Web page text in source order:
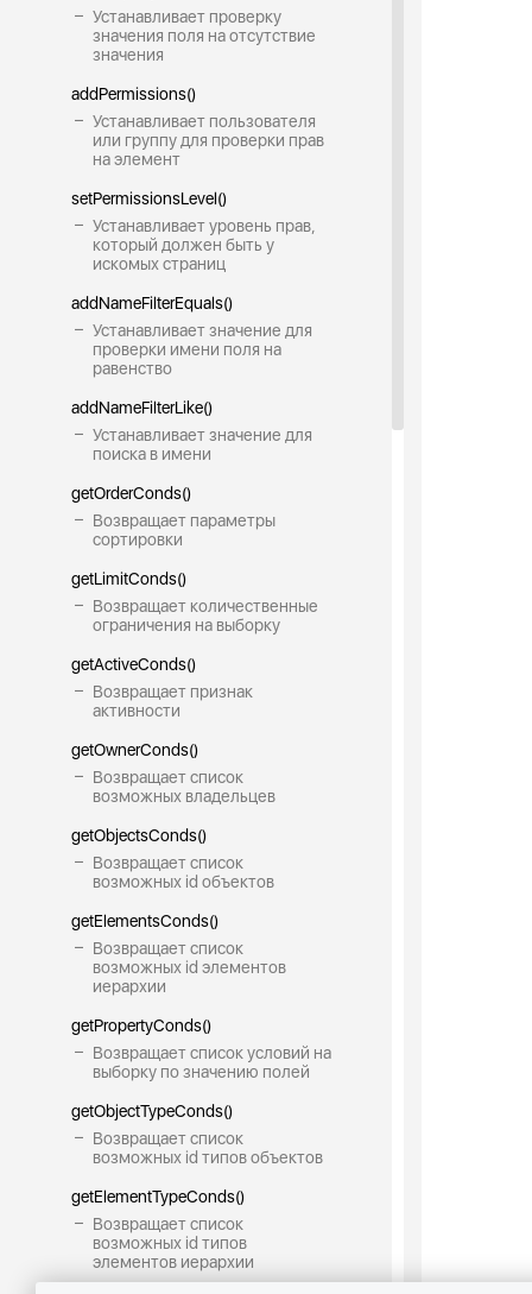
Устанавливает проверку
значения поля на отсутствие
значения
addPermissions()
Устанавливает пользователя
или группу для проверки прав
на элемент
setPermissionsLevel()
Устанавливает уровень прав,
который должен быть у
искомых страниц
addNameFilterEquals()
Устанавливает значение для
проверки имени поля на
равенство
addNameFilterLike()
Устанавливает значение для
поиска в имени
getOrderConds()
Возвращает параметры
сортировки
getLimitConds()
Возвращает количественные
ограничения на выборку
getActiveConds()
Возвращает признак
активности
getOwnerConds()
Возвращает список
возможных владельцев
getObjectsConds()
Возвращает список
возможных id объектов
getElementsConds()
Возвращает список
возможных id элементов
иерархии
getPropertyConds()
Возвращает список условий на
выборку по значению полей
getObjectTypeConds()
Возвращает список
возможных id типов объектов
getElementTypeConds()
Возвращает список
возможных id типов
элементов иерархии